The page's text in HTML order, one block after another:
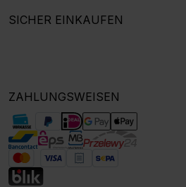
SICHER EINKAUFEN
ZAHLUNGSWEISEN